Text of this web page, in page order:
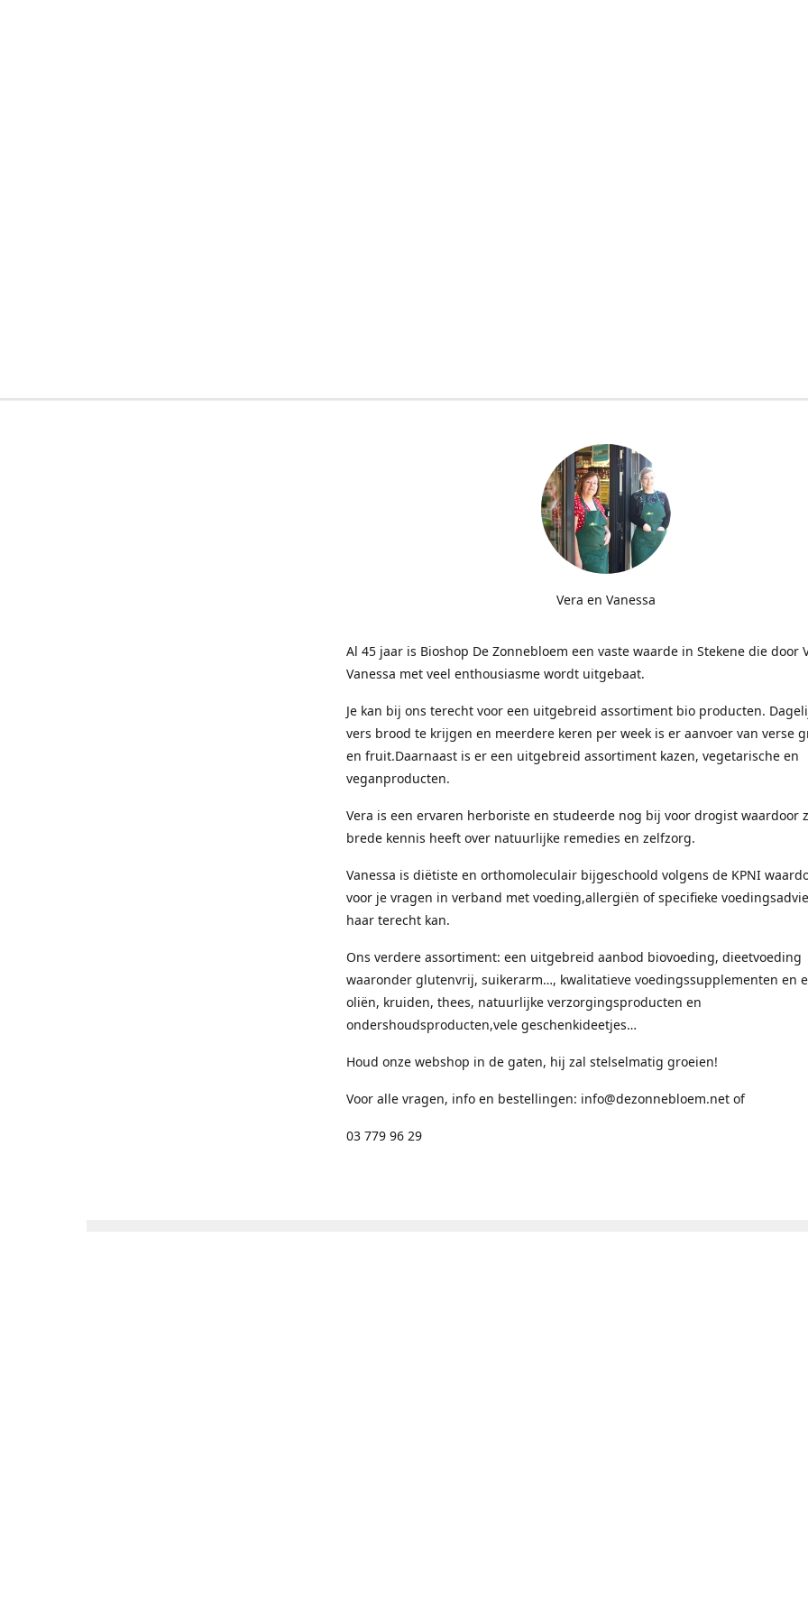
Vera en Vanessa
Al 45 jaar is Bioshop De Zonnebloem een vaste waarde in Stekene die door
Vanessa met veel enthousiasme wordt uitgebaat.
Je kan bij ons terecht voor een uitgebreid assortiment bio producten.
vers brood te krijgen en meerdere keren per week is er aanvoer van verse
en fruit.Daarnaast is er een uitgebreid assortiment kazen, vegetarische en
veganproducten.
Vera is een ervaren herboriste en studeerde nog bij voor drogist waardoor
brede kennis heeft over natuurlijke remedies en zelfzorg.
Vanessa is diëtiste en orthomoleculair bijgeschoold volgens de KPNI
voor je vragen in verband met voeding,allergiën of specifieke
haar terecht kan.
Ons verdere assortiment: een uitgebreid aanbod biovoeding, dieetvoeding
waaronder glutenvrij, suikerarm…, kwalitatieve voedingssupplementen en
oliën, kruiden, thees, natuurlijke verzorgingsproducten en
ondershoudsproducten,vele geschenkideetjes…
Houd onze webshop in de gaten, hij zal stelselmatig groeien!
Voor alle vragen, info en bestellingen: info@dezonnebloem.net of
03 779 96 29